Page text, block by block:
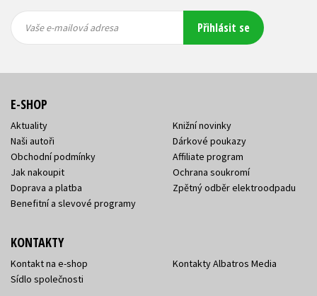
mailová
mailová
Vaše e-mailová adresa Přihlásit se
E-SHOP
Aktuality
Naši autoři
Obchodní podmínky
Jak nakoupit
Doprava a platba
Benefitní a slevové programy
Knižní novinky
Dárkové poukazy
Affiliate program
Ochrana soukromí
Zpětný odběr elektroodpadu
KONTAKTY
Kontakt na e-shop
Sídlo společnosti
Kontakty Albatros Media